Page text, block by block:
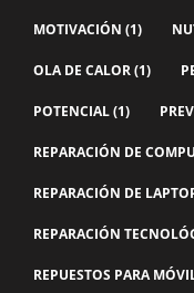
MOTIVACIÓN (1)
OLA DE CALOR(1)
POTENCIAL(1)
REPARACIÓN DE
REPARACIÓN DE
REPARACIÓN
REPUESTOS PARA